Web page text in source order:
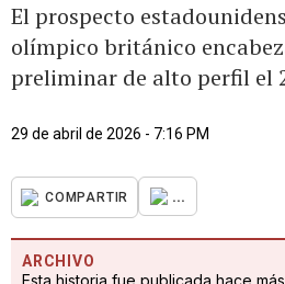
El prospecto
olímpico británico
preliminar de alto perfil el
29 de abril de 2026 - 7:16 PM
COMPARTIR ...
ARCHIVO